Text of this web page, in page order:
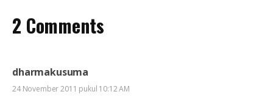
2 Comments
dharmakusuma
24 November 2011 pukul 10:12 AM